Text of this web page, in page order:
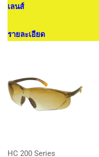
เลนส์
รายละเอียด
HC 200 Series